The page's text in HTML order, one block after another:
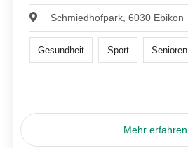
Schmiedhofpark, 6030 Ebikon
Gesundheit Sport Senioren
Mehr erfahren